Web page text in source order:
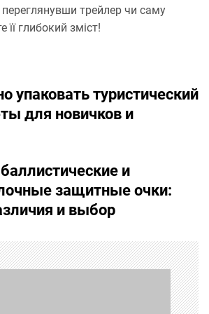
трейлер чи саму
її глибокий зміст!
упаковать туристический
для новичков и
и
защитные очки:
и выбор